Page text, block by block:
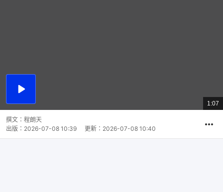
播
總
共
1:07
撰文： 程朗天
出版： 2026-07-08 10:39 更新： 2026-07-08 10:40